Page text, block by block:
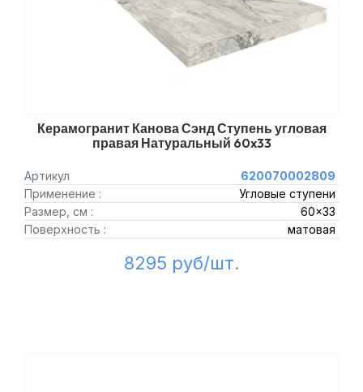
Керамогранит Канова Сэнд Ступень угловая
правая Натуральный 60x33
Артикул
620070002809
Применение :
Угловые ступени
Размер, см :
60x33
Поверхность :
матовая
8295 руб/шт.